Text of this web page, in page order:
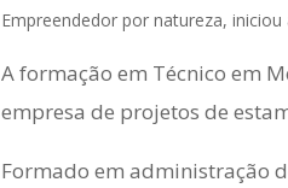
Empreendedor por natureza,
A formação em Técnico em
empresa de projetos de
Formado em administração